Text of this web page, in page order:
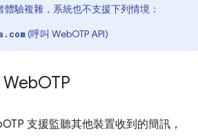
驗複雜，系統也不支援下列情境：
(呼叫 WebOTP API)
OTP
支援監聽其他裝置收到的簡訊，